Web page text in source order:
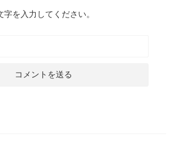
字を入力してください。